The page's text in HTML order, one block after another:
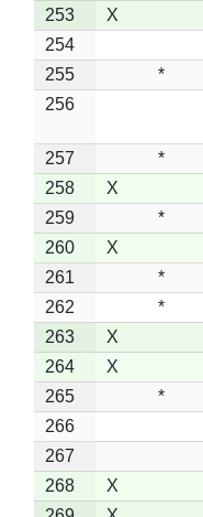
253
X
254
255
*
256
257
*
258
X
259
*
260
X
261
*
262
*
263
X
264
X
265
*
266
267
268
X